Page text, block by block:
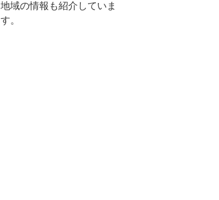
地域の情報も紹介していま
す。